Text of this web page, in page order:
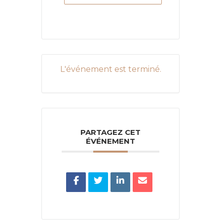
L'événement est terminé.
PARTAGEZ CET
ÉVÉNEMENT